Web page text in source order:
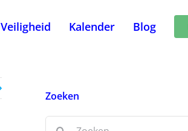
Veiligheid Kalender Blog
Zoeken
Zoeken